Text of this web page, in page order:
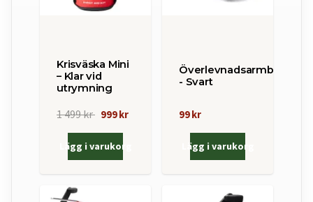
Krisväska Mini
– Klar vid
utrymning
1 499 kr 999 kr
Lägg i varukorg
Överlevnadsarmband
- Svart
99 kr
Lägg i varukorg